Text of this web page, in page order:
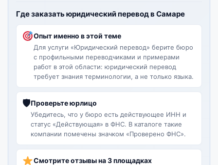
Где заказать юридический перевод в Самаре
Опыт именно в этой теме
Для услуги «Юридический перевод» берите бюро
с профильными переводчиками и примерами
работ в этой области: юридический перевод
требует знания терминологии, а не только языка.
🛡Проверьте юрлицо
Убедитесь, что у бюро есть действующее ИНН и
статус «Действующая» в ФНС. В каталоге такие
компании помечены значком «Проверено ФНС».
Смотрите отзывы на 3 площадках